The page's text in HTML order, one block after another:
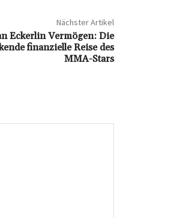
Nächster Artikel
Eckerlin Vermögen: Die
finanzielle Reise des
MMA-Stars